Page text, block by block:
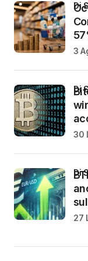
di
3
di
30
di
27